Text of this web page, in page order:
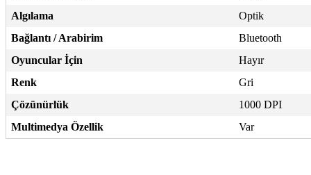
Algılama
Optik
Bağlantı / Arabirim
Bluetooth
Oyuncular İçin
Hayır
Renk
Gri
Çözünürlük
1000 DPI
Multimedya Özellik
Var